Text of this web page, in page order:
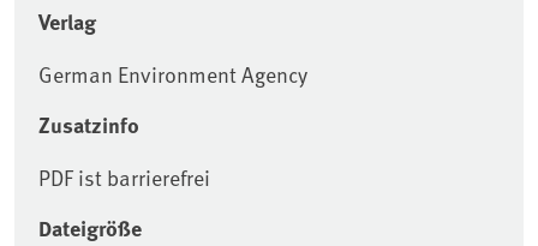
Verlag
German Environment Agency
Zusatzinfo
PDF ist barrierefrei
Dateigröße